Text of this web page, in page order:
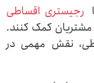
رجیستری اقساطی
مشتریان کمک کنند.
نقش مهمی در